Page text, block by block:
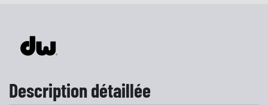
Description détaillée